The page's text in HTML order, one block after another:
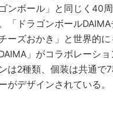
ンボール」と同じく40
「ドラゴンボール
ーズおかき」と世界的
」がコラボレーシ
は2種類、個装は共通で
がデザインされている。